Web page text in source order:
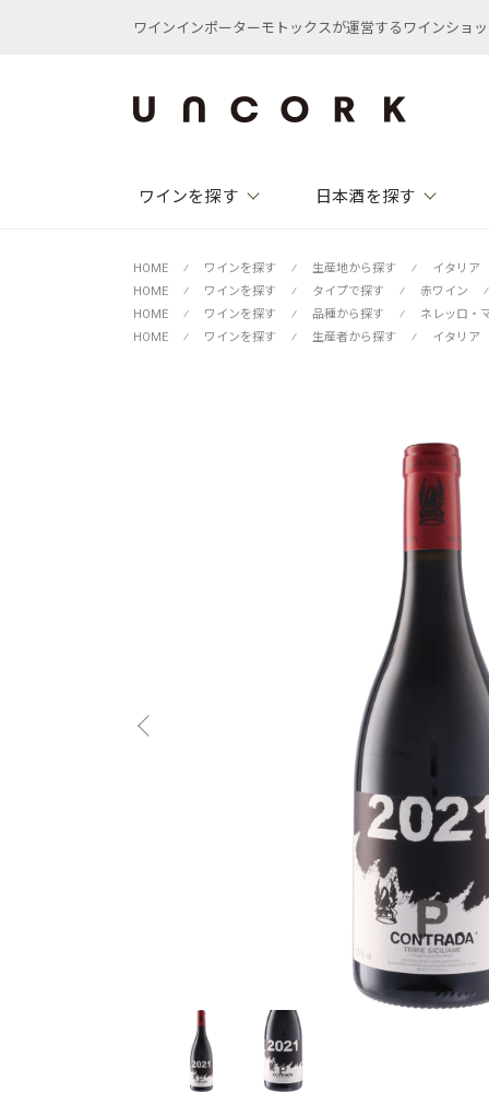
ワインインポーターモトックスが運営するワインショ
ワインを探す 日本酒を探す
HOME ⁄ ワインを探す ⁄ 生産地から探す ⁄
イタリア
HOME
⁄ ワインを探す ⁄ タイプで探す ⁄ 赤ワイン
⁄
HOME
⁄ ワインを探す ⁄ 品種から探す ⁄
ネレッロ・
HOME
⁄ ワインを探す ⁄ 生産者から探す ⁄ イタリア